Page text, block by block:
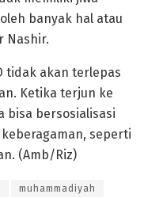
banyak hal atau
Nashir.
tidak akan terlepas
Ketika terjun ke
bisa bersosialisasi
seperti
(Amb/Riz)
muhammadiyah